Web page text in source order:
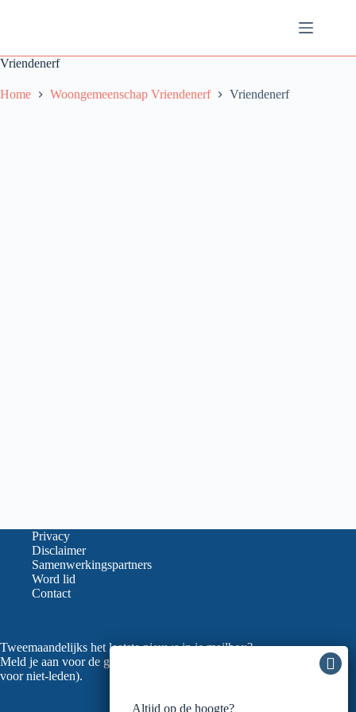
Vriendenerf
Home Woongemeenschap Vriendenerf Vriendenerf
Privacy
Disclaimer
Samenwerkingspartners
Word lid
Contact
Tweemaandelijks het laatste nieuws in je mailbox?
Meld je aan voor de gratis nieuwsbrief van de LVGO (ook
voor niet-leden).
Altijd op de hoogte?